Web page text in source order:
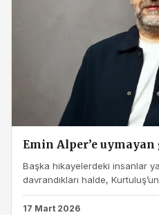
Emin Alper’e
Başka hikayelerdeki insanlar
davrandıkları halde,
17 Mart 2026